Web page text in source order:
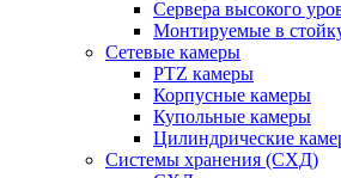
Сервера высокого
Монтируемые в
Сетевые камеры
PTZ камеры
Корпусные камеры
Купольные камеры
Цилиндрические
Системы хранения (СХД)